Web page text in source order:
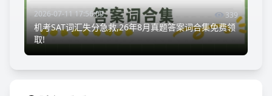
2026-07-11 17:56:09 339
机考SAT词汇失分急救,26年8月真题答案词合集免费领
取!